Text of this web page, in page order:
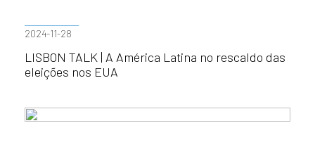
2024-11-28
LISBON TALK | A América Latina no rescaldo das
eleições nos EUA